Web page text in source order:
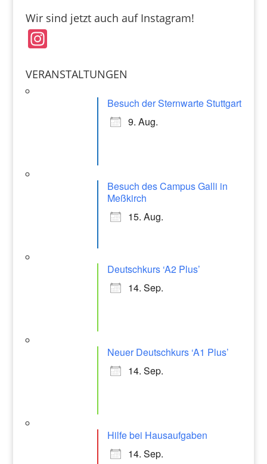
c
e
b
o
ai
l
at
p
Wir sind jetzt auch auf Instagram!
In
a
VERANSTALTUNGEN
Besuch der Sternwarte Stuttgart
9. Aug.
Besuch des Campus Galli in
Meßkirch
15. Aug.
Deutschkurs ‘A2 Plus’
14. Sep.
Neuer Deutschkurs ‘A1 Plus’
14. Sep.
Hilfe bei Hausaufgaben
14. Sep.